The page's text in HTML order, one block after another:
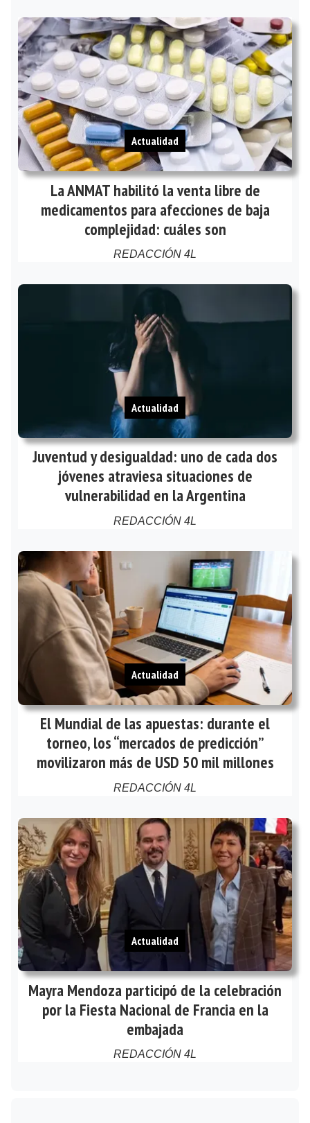
La ANMAT habilitó la venta libre de
medicamentos para afecciones de baja
complejidad: cuáles son
REDACCIÓN 4L
Actualidad
Juventud y desigualdad: uno de cada dos
jóvenes atraviesa situaciones de
vulnerabilidad en la Argentina
REDACCIÓN 4L
Actualidad
El Mundial de las apuestas: durante el
torneo, los “mercados de predicción”
movilizaron más de USD 50 mil millones
REDACCIÓN 4L
Actualidad
Mayra Mendoza participó de la celebración
por la Fiesta Nacional de Francia en la
embajada
REDACCIÓN 4L
Actualidad